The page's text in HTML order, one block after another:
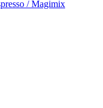
/ Magimix